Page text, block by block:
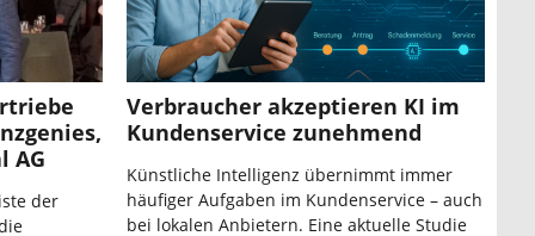
AG
der
Verbraucher akzeptieren KI im
Kundenservice zunehmend
Künstliche Intelligenz übernimmt immer
häufiger Aufgaben im Kundenservice – auch
bei lokalen Anbietern. Eine aktuelle Studie